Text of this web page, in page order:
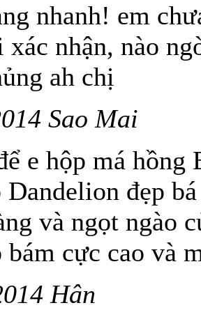
nhanh! em
nhận, nào
ah chị
Sao Mai
e hộp má hồng
đẹp
và ngọt ngào
bám cực cao và
Hân